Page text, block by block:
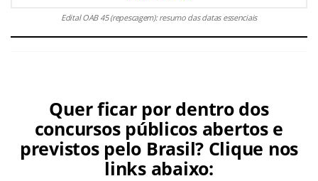
Edital OAB 45 (repescagem): resumo das datas essenciais
Quer ficar por dentro dos
concursos públicos abertos e
previstos pelo Brasil? Clique nos
links abaixo: